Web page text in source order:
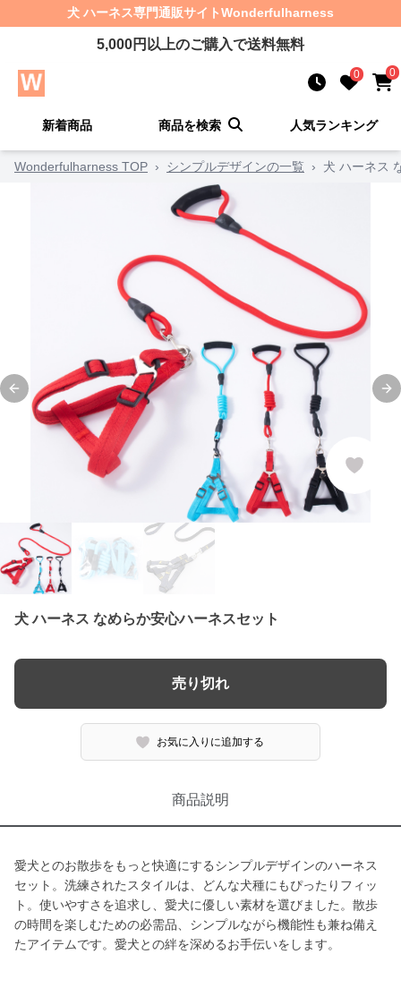
犬 ハーネス専門通販サイトWonderfulharness
5,000円以上のご購入で送料無料
0 0
新着商品 商品を検索 人気ランキング
Wonderfulharness TOP › シンプルデザインの一覧 › 犬 ハーネス
Previous slide
犬 ハーネス なめらか安心ハーネスセット
売り切れ
お気に入りに追加する
商品説明
愛犬とのお散歩をもっと快適にするシンプルデザインのハーネス
セット。洗練されたスタイルは、どんな犬種にもぴったりフィッ
ト。使いやすさを追求し、愛犬に優しい素材を選びました。散歩
の時間を楽しむための必需品、シンプルながら機能性も兼ね備え
たアイテムです。愛犬との絆を深めるお手伝いをします。